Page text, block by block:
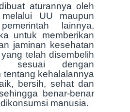
aturannya oleh
melalui UU maupun
lainnya,
untuk memberikan
jaminan kesehatan
telah disembelih
sesuai dengan
tentang kehalalannya
bersih, sehat dan
benar-benar
manusia.